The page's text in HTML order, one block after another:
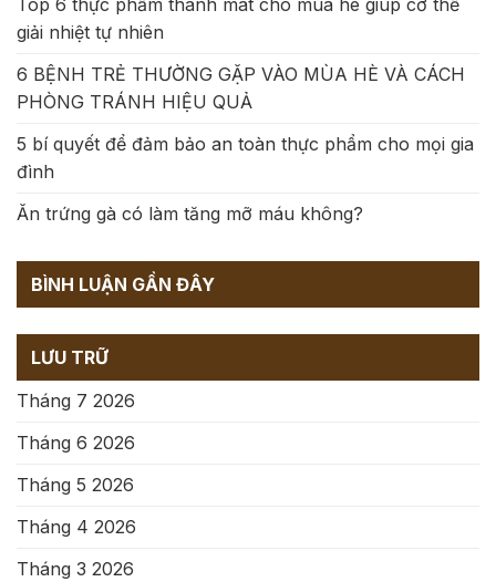
Top 6 thực phẩm thanh mát cho mùa hè giúp cơ thể
giải nhiệt tự nhiên
6 BỆNH TRẺ THƯỜNG GẶP VÀO MÙA HÈ VÀ CÁCH
PHÒNG TRÁNH HIỆU QUẢ
5 bí quyết để đảm bảo an toàn thực phẩm cho mọi gia
đình
Ăn trứng gà có làm tăng mỡ máu không?
BÌNH LUẬN GẦN ĐÂY
LƯU TRỮ
Tháng 7 2026
Tháng 6 2026
Tháng 5 2026
Tháng 4 2026
Tháng 3 2026